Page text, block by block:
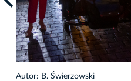
Autor: B. Świerzowski